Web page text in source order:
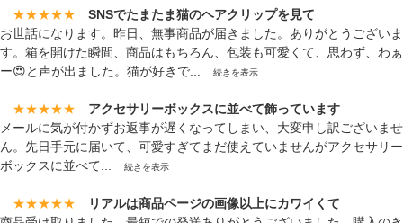
★★★★★
SNSでたまたま猫のヘアクリップを見て
お世話になります。昨日、無事商品が届きました。ありがとうございま
す。箱を開けた瞬間、商品はもちろん、包装も可愛くて、思わず、わぁ
ー😍と声が出ました。猫が好きで...
続きを表示
★★★★★
アクセサリーボックスに並べて飾っています
メールに気が付かずお返事が遅くなってしまい、大変申し訳ございませ
ん。先日手元に届いて、可愛すぎてまだ使えていませんがアクセサリー
ボックスに並べて...
続きを表示
★★★★★
リアルは商品ページの画像以上にカワイくて